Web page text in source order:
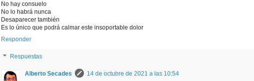
No hay consuelo
No lo habrá nunca
Desaparecer también
Es lo único que podrá calmar este insoportable dolor
Responder
Respuestas
Alberto Secades
14 de octubre de 2021 a las 10:54